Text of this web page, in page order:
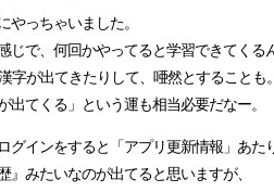
っちゃいました。
で、何回かやってると学習できてくる
が出てきたりして、唖然とすることも
てくる」という運も相当必要だなー。
インをすると「アプリ更新情報」あた
』みたいなのが出てると思いますが、